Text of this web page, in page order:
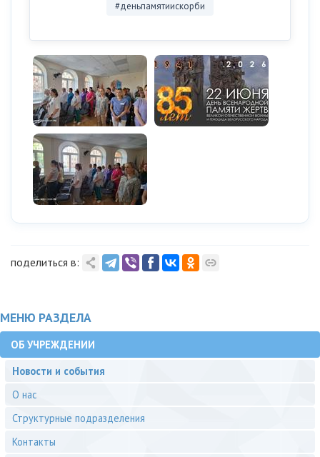
#деньпамятиискорби
поделиться в:
МЕНЮ РАЗДЕЛА
ОБ УЧРЕЖДЕНИИ
Новости и события
О нас
Структурные подразделения
Контакты